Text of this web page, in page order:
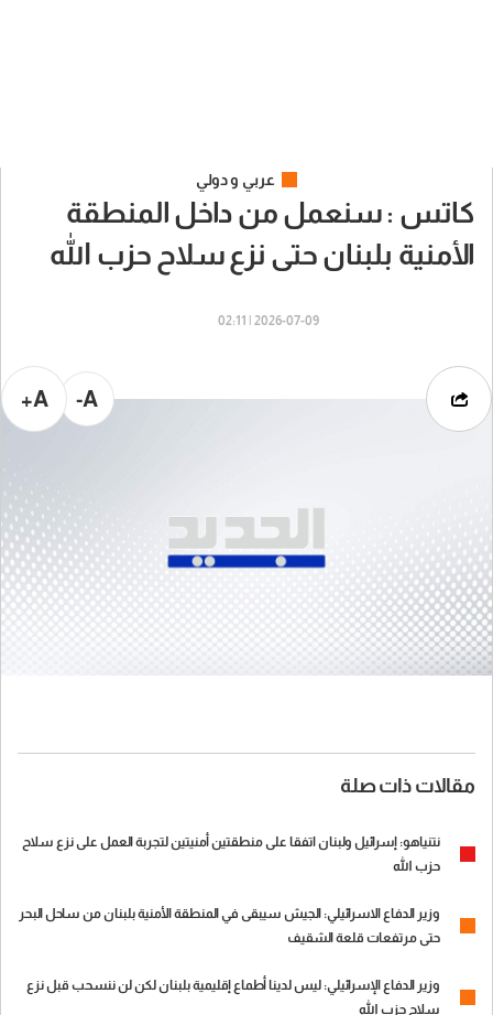
عربي و دولي
كاتس : سنعمل من داخل المنطقة
الأمنية بلبنان حتى نزع سلاح حزب الله
2026-07-09 | 02:11
A-
A+
مقالات ذات صلة
نتنياهو: إسرائيل ولبنان اتفقا على منطقتين أمنيتين لتجربة العمل على نزع سلاح
حزب الله
وزير الدفاع الاسرائيلي: الجيش سيبقى في المنطقة الأمنية بلبنان من ساحل البحر
حتى مرتفعات قلعة الشقيف
وزير الدفاع الإسرائيلي: ليس لدينا أطماع إقليمية بلبنان لكن لن ننسحب قبل نزع
سلاح حزب الله